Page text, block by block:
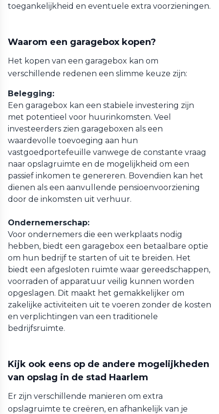
toegankelijkheid en eventuele extra voorzieningen.
Waarom een garagebox kopen?
Het kopen van een garagebox kan om
verschillende redenen een slimme keuze zijn:
Belegging:
Een garagebox kan een stabiele investering zijn
met potentieel voor huurinkomsten. Veel
investeerders zien garageboxen als een
waardevolle toevoeging aan hun
vastgoedportefeuille vanwege de constante vraag
naar opslagruimte en de mogelijkheid om een
passief inkomen te genereren. Bovendien kan het
dienen als een aanvullende pensioenvoorziening
door de inkomsten uit verhuur.
Ondernemerschap:
Voor ondernemers die een werkplaats nodig
hebben, biedt een garagebox een betaalbare optie
om hun bedrijf te starten of uit te breiden. Het
biedt een afgesloten ruimte waar gereedschappen,
voorraden of apparatuur veilig kunnen worden
opgeslagen. Dit maakt het gemakkelijker om
zakelijke activiteiten uit te voeren zonder de kosten
en verplichtingen van een traditionele
bedrijfsruimte.
Kijk ook eens op de andere mogelijkheden
van opslag in de stad Haarlem
Er zijn verschillende manieren om extra
opslagruimte te creëren, en afhankelijk van je